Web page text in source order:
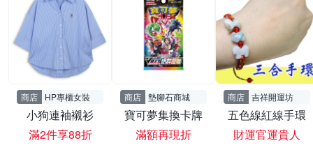
商店 HP專櫃女裝
小狗連袖襯衫
滿2件享88折
商店 墊腳石商城
寶可夢集換卡牌
滿額再現折
商店 吉祥開運坊
五色線紅線手環
財運官運貴人